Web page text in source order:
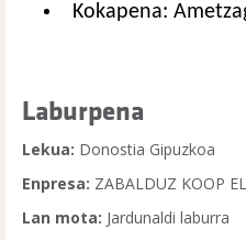
Kokapena:
Laburpena
Lekua: Donostia Gipuzkoa
Enpresa: ZABALDUZ KOOP
Lan mota: Jardunaldi laburra